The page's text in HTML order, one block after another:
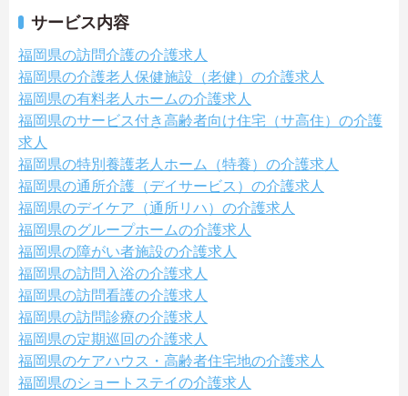
サービス内容
福岡県の訪問介護の介護求人
福岡県の介護老人保健施設（老健）の介護求人
福岡県の有料老人ホームの介護求人
福岡県のサービス付き高齢者向け住宅（サ高住）の介護
求人
福岡県の特別養護老人ホーム（特養）の介護求人
福岡県の通所介護（デイサービス）の介護求人
福岡県のデイケア（通所リハ）の介護求人
福岡県のグループホームの介護求人
福岡県の障がい者施設の介護求人
福岡県の訪問入浴の介護求人
福岡県の訪問看護の介護求人
福岡県の訪問診療の介護求人
福岡県の定期巡回の介護求人
福岡県のケアハウス・高齢者住宅地の介護求人
福岡県のショートステイの介護求人